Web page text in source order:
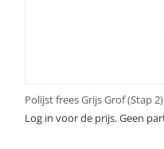
Polijst frees Grijs Grof (Stap 2)
Log in voor de prijs. Geen